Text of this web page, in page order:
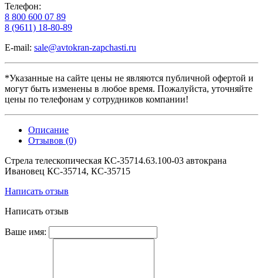
Телефон:
8 800 600 07 89
8 (9611) 18-80-89
E-mail: sale@avtokran-zapchasti.ru
*Указанные на сайте цены не являются публичной офертой и
могут быть изменены в любое время. Пожалуйста, уточняйте
цены по телефонам у сотрудников компании!
Описание
Отзывов (0)
Стрела телескопическая КС-35714.63.100-03 автокрана
Ивановец КС-35714, КС-35715
Написать отзыв
Написать отзыв
Ваше имя: